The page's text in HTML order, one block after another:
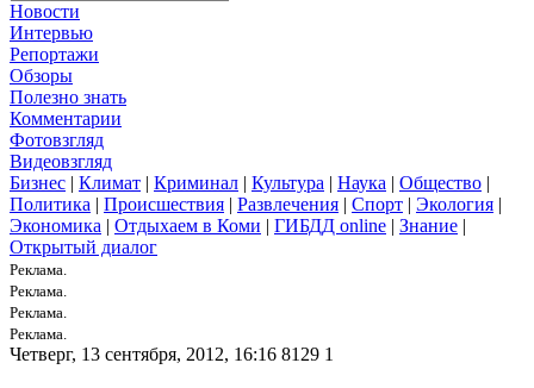
Новости
Интервью
Репортажи
Обзоры
Полезно знать
Комментарии
Фотовзгляд
Видеовзгляд
Бизнес | Климат | Криминал | Культура | Наука | Общество |
Политика | Происшествия | Развлечения | Спорт | Экология |
Экономика | Отдыхаем в Коми | ГИБДД online | Знание |
Открытый диалог
Реклама.
Реклама.
Реклама.
Реклама.
Четверг, 13 сентября, 2012, 16:16 8129 1